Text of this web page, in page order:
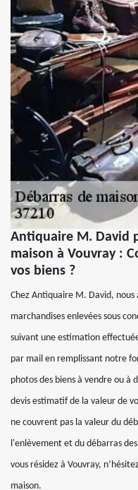
Antiquaire M. David
maison à Vouvray :
vos biens ?
Chez Antiquaire M. David,
marchandises enlevées sous
suivant une estimation
par mail en remplissant notre
photos des biens à vendre ou à
devis estimatif de la valeur de
ne couvrent pas la valeur du
l'enlèvement et du débarras
vous résidez à Vouvray,
maison.